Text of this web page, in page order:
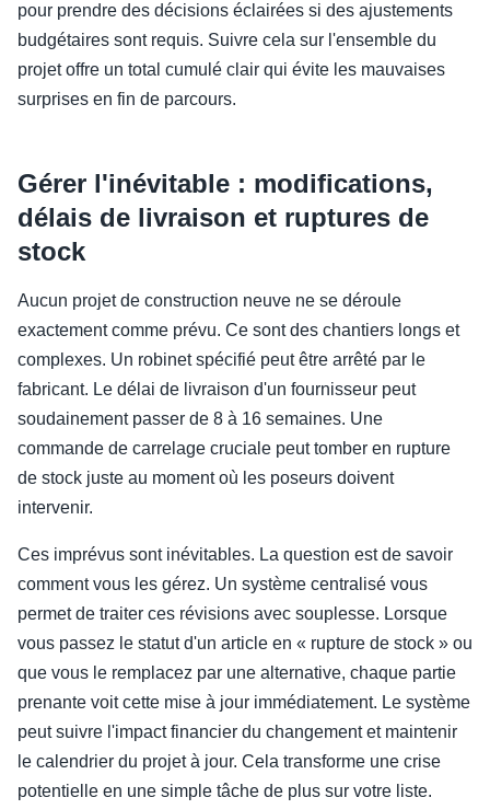
pour prendre des décisions éclairées si des ajustements
budgétaires sont requis. Suivre cela sur l'ensemble du
projet offre un total cumulé clair qui évite les mauvaises
surprises en fin de parcours.
Gérer l'inévitable : modifications,
délais de livraison et ruptures de
stock
Aucun projet de construction neuve ne se déroule
exactement comme prévu. Ce sont des chantiers longs et
complexes. Un robinet spécifié peut être arrêté par le
fabricant. Le délai de livraison d'un fournisseur peut
soudainement passer de 8 à 16 semaines. Une
commande de carrelage cruciale peut tomber en rupture
de stock juste au moment où les poseurs doivent
intervenir.
Ces imprévus sont inévitables. La question est de savoir
comment vous les gérez. Un système centralisé vous
permet de traiter ces révisions avec souplesse. Lorsque
vous passez le statut d'un article en « rupture de stock » ou
que vous le remplacez par une alternative, chaque partie
prenante voit cette mise à jour immédiatement. Le système
peut suivre l'impact financier du changement et maintenir
le calendrier du projet à jour. Cela transforme une crise
potentielle en une simple tâche de plus sur votre liste.